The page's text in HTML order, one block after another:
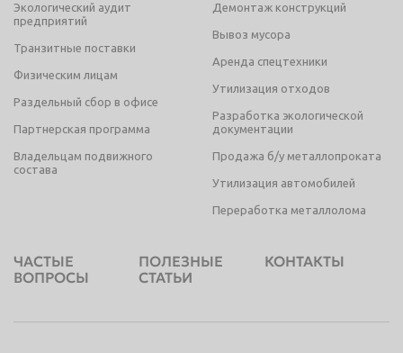
Экологический аудит
предприятий
Транзитные поставки
Физическим лицам
Раздельный сбор в офисе
Партнерская программа
Владельцам подвижного
состава
Демонтаж конструкций
Вывоз мусора
Аренда спецтехники
Утилизация отходов
Разработка экологической
документации
Продажа б/у металлопроката
Утилизация автомобилей
Переработка металлолома
ЧАСТЫЕ
ВОПРОСЫ
ПОЛЕЗНЫЕ
СТАТЬИ
КОНТАКТЫ